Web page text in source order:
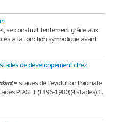
se construit lentement grâce aux
à la fonction symbolique avant
de développement chez
= stades de l’évolution libidinale
PIAGET (1896-1980)(4 stades) 1.